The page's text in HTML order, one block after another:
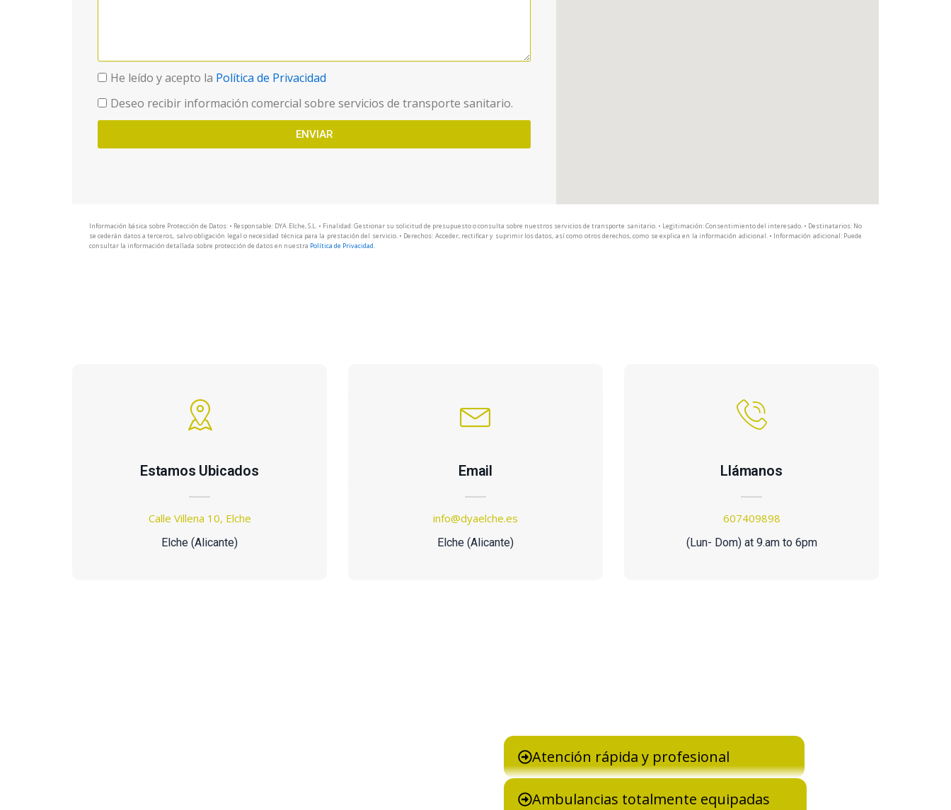
He leído y acepto la Política de Privacidad
Deseo recibir información comercial sobre servicios de transporte sanitario.
ENVIAR
Información básica sobre Protección de Datos: • Responsable: DYA Elche, S.L. • Finalidad: Gestionar su solicitud de presupuesto o consulta sobre nuestros servicios de transporte sanitario. • Legitimación: Consentimiento del interesado. • Destinatarios: No
se cederán datos a terceros, salvo obligación legal o necesidad técnica para la prestación del servicio. • Derechos: Acceder, rectificar y suprimir los datos, así como otros derechos, como se explica en la información adicional. • Información adicional: Puede
consultar la información detallada sobre protección de datos en nuestra Política de Privacidad.
Estamos Ubicados
Calle Villena 10, Elche
Elche (Alicante)
Email
info@dyaelche.es
Elche (Alicante)
Llámanos
607409898
(Lun- Dom) at 9.am to 6pm
Atención rápida y profesional
Ambulancias totalmente equipadas